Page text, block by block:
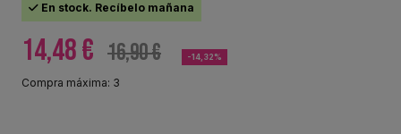
En stock. Recíbelo mañana
14,48 € 16,90 € -14,32%
Compra máxima: 3